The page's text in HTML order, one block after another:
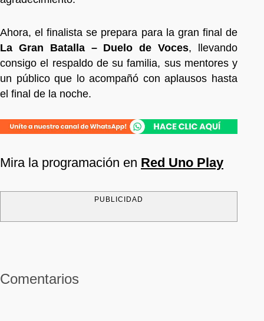
Ahora, el finalista se prepara para la gran final de
La Gran Batalla – Duelo de Voces, llevando
consigo el respaldo de su familia, sus mentores y
un público que lo acompañó con aplausos hasta
el final de la noche.
Mira la programación en Red Uno Play
PUBLICIDAD
Comentarios